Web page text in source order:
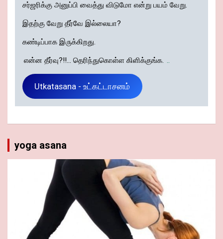
சர்ஜரிக்கு அனுப்பி வைத்து விடுமோ என்று பயம் வேறு.
இதற்கு வேறு தீர்வே இல்லையா?
கண்டிப்பாக இருக்கிறது.
என்ன தீர்வு?!!... தெரிந்துகொள்ள கிளிக்குங்க. ..
Utkatasana - உட்கட்டாசனம்
yoga asana